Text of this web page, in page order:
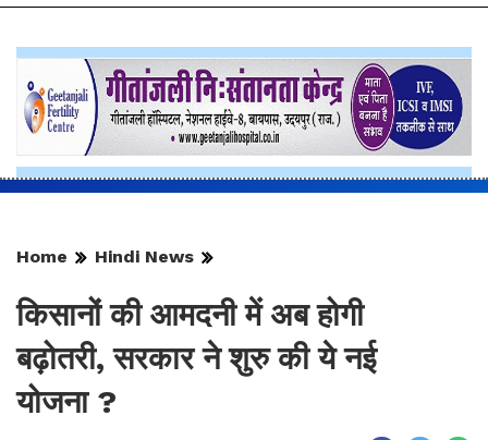
किसानों की आमदनी में अब होगी
बढ़ोतरी, सरकार ने शुरु की ये नई